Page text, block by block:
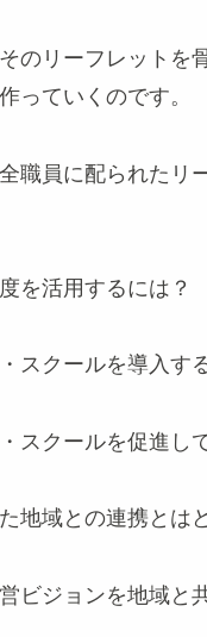
のリーフレットを
っていくのです。
職員に配られたリ
を活用するには？
スクールを導入す
スクールを促進し
地域との連携とは
ビジョンを地域と